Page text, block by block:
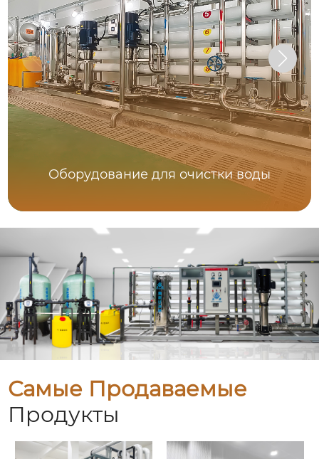
Оборудование для очистки воды
Самые Продаваемые
Продукты